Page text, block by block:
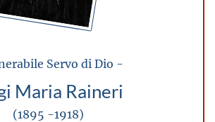
Servo di Dio -
Maria Raineri
(1895 -1918)